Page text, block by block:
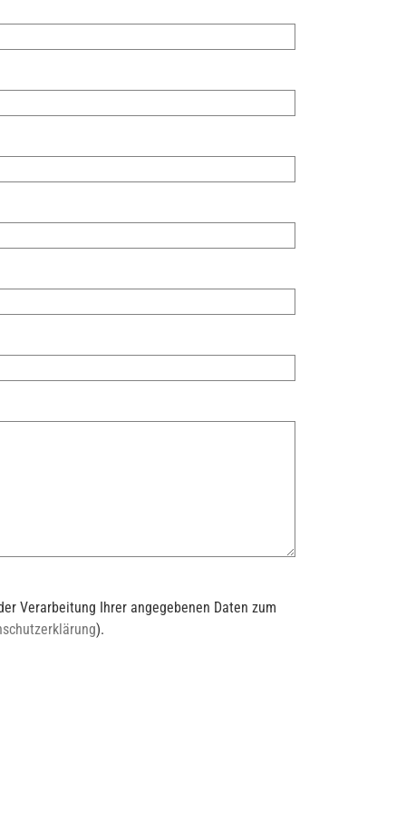
Verarbeitung Ihrer angegebenen Daten zum
).